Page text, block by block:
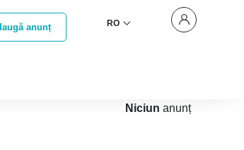
anunț RO
Niciun anunț